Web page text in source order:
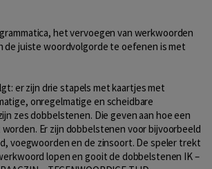
het vervoegen van werkwoorden
de juiste woordvolgorde te oefenen is met
er zijn drie stapels met kaartjes met
onregelmatige en scheidbare
zes dobbelstenen. Die geven aan hoe een
Er zijn dobbelstenen voor bijvoorbeeld
voegwoorden en de zinsoort. De speler trekt
lopen en gooit de dobbelstenen IK –